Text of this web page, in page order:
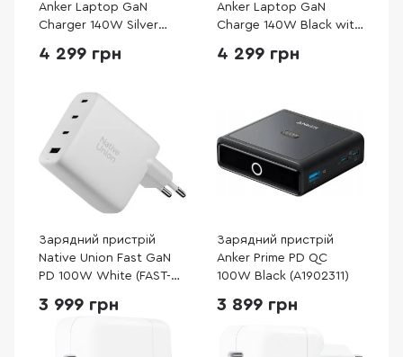
Anker Laptop GaN
Charger 140W Silver
4 299 грн
Anker Laptop GaN
Charge 140W Black with
(B2697GZ1)
4 299 грн
Зарядний пристрій
Native Union Fast GaN
PD 100W White (FAST-
3 999 грн
Зарядний пристрій
Anker Prime PD QC
100W Black (A1902311)
3 899 грн